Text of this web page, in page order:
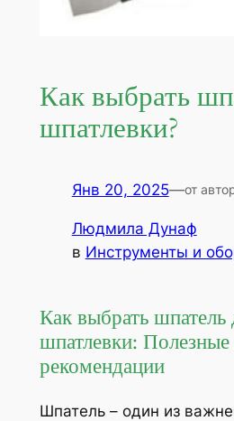
Как выбрать
шпатлевки?
Янв 20, 2025—от
Людмила Дунаф
в Инструменты и
Как выбрать шпатель
шпатлевки:
рекомендации
Шпатель – один из